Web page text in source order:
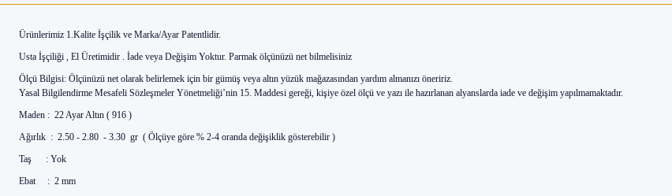
Ürünlerimiz 1.Kalite İşçilik ve Marka/Ayar Patentlidir.
Usta İşçiliği , El Üretimidir . İade veya Değişim Yoktur. Parmak ölçünüzü net bilmelisiniz
Ölçü Bilgisi: Ölçünüzü net olarak belirlemek için bir gümüş veya altın yüzük mağazasından yardım almanızı öneririz.
Yasal Bilgilendirme Mesafeli Sözleşmeler Yönetmeliği’nin 15. Maddesi gereği, kişiye özel ölçü ve yazı ile hazırlanan alyanslarda iade ve değişim yapılmamaktadır.
Maden : 22 Ayar Altın ( 916 )
Ağırlık : 2.50 - 2.80 - 3.30 gr ( Ölçüye göre % 2-4 oranda değişiklik gösterebilir )
Taş : Yok
Ebat : 2 mm